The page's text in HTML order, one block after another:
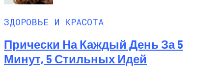
ЗДОРОВЬЕ И КРАСОТА
Прически На Каждый День За 5
Минут, 5 Стильных Идей